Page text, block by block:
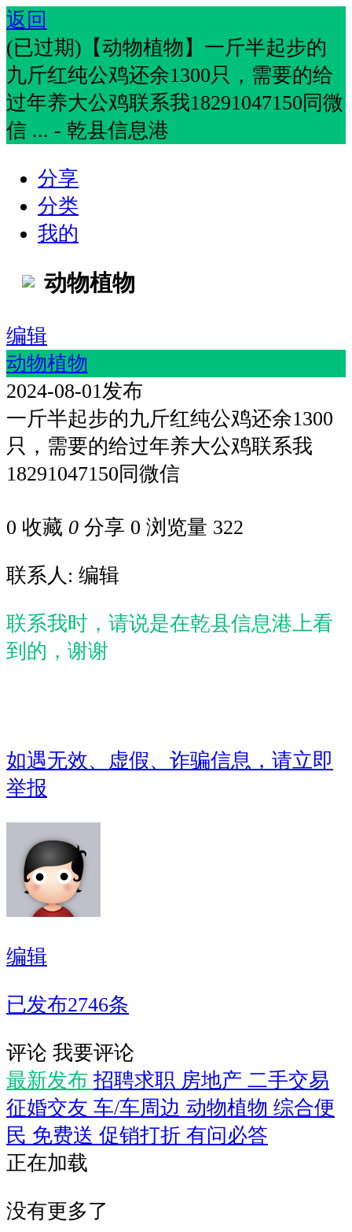
返回
(已过期)【动物植物】一斤半起步的
九斤红纯公鸡还余1300只，需要的给
过年养大公鸡联系我18291047150同微
信 ... - 乾县信息港
分享
分类
我的
动物植物
编辑
动物植物
2024-08-01发布
一斤半起步的九斤红纯公鸡还余1300
只，需要的给过年养大公鸡联系我
18291047150同微信
0 收藏 0 分享 0 浏览量 322
联系人: 编辑
联系我时，请说是在乾县信息港上看
到的，谢谢
如遇无效、虚假、诈骗信息，请立即
举报
编辑
已发布2746条
评论 我要评论
最新发布 招聘求职 房地产 二手交易
征婚交友 车/车周边 动物植物 综合便
民 免费送 促销打折 有问必答
正在加载
没有更多了